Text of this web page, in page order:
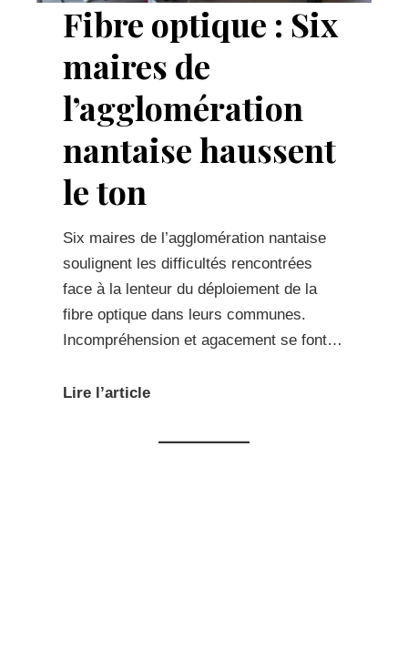
Fibre optique : Six
maires de
l’agglomération
nantaise haussent
le ton
Six maires de l’agglomération nantaise
soulignent les difficultés rencontrées
face à la lenteur du déploiement de la
fibre optique dans leurs communes.
Incompréhension et agacement se font…
Lire l’article